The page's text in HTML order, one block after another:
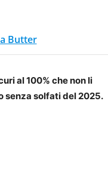
Butter
al 100% che non li
senza solfati del 2025.